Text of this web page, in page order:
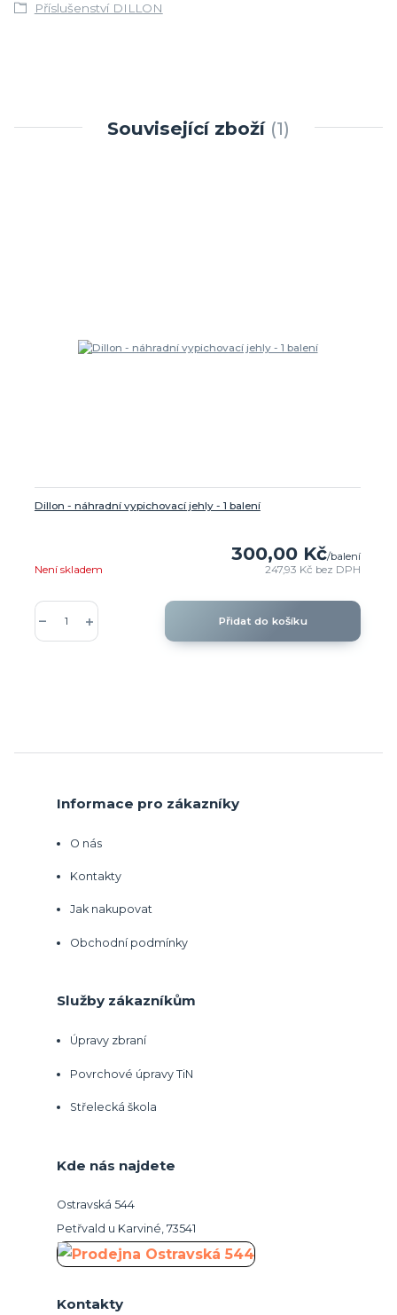
Příslušenství DILLON
Související zboží 1
Dillon - náhradní vypichovací jehly - 1 balení
300,00 Kč/balení
247,93 Kč bez DPH
Není skladem
Přidat do košíku
Informace pro zákazníky
O nás
Kontakty
Jak nakupovat
Obchodní podmínky
Služby zákazníkům
Úpravy zbraní
Povrchové úpravy TiN
Střelecká škola
Kde nás najdete
Ostravská 544
Petřvald u Karviné, 73541
Kontakty